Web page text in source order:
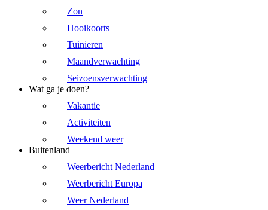
Zon
Hooikoorts
Tuinieren
Maandverwachting
Seizoensverwachting
Wat ga je doen?
Vakantie
Activiteiten
Weekend weer
Buitenland
Weerbericht Nederland
Weerbericht Europa
Weer Nederland